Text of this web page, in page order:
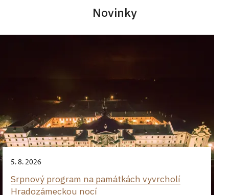
Novinky
5. 8. 2026
Srpnový program na památkách vyvrcholí
Hradozámeckou nocí